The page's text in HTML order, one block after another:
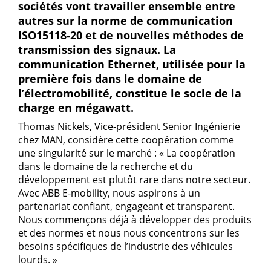
sociétés vont travailler ensemble entre
autres sur la norme de communication
ISO15118-20 et de nouvelles méthodes de
transmission des signaux. La
communication Ethernet, utilisée pour la
première fois dans le domaine de
l’électromobilité, constitue le socle de la
charge en mégawatt.
Thomas Nickels, Vice-président Senior Ingénierie
chez MAN, considère cette coopération comme
une singularité sur le marché : « La coopération
dans le domaine de la recherche et du
développement est plutôt rare dans notre secteur.
Avec ABB E-mobility, nous aspirons à un
partenariat confiant, engageant et transparent.
Nous commençons déjà à développer des produits
et des normes et nous nous concentrons sur les
besoins spécifiques de l’industrie des véhicules
lourds. »